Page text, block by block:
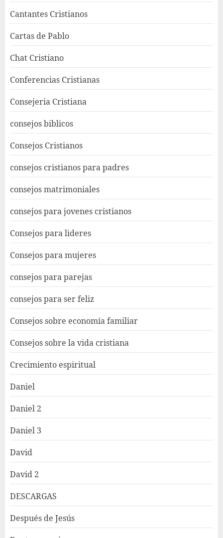
Cantantes Cristianos
Cartas de Pablo
Chat Cristiano
Conferencias Cristianas
Consejeria Cristiana
consejos biblicos
Consejos Cristianos
consejos cristianos para padres
consejos matrimoniales
consejos para jovenes cristianos
Consejos para lideres
Consejos para mujeres
consejos para parejas
consejos para ser feliz
Consejos sobre economía familiar
Consejos sobre la vida cristiana
Crecimiento espiritual
Daniel
Daniel 2
Daniel 3
David
David 2
DESCARGAS
Después de Jesús